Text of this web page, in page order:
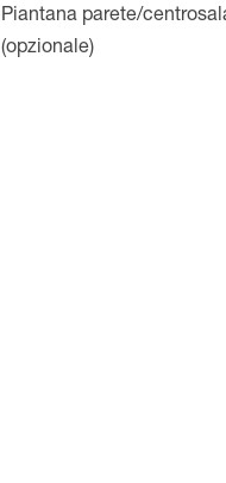
Piantana parete/
(opzionale)